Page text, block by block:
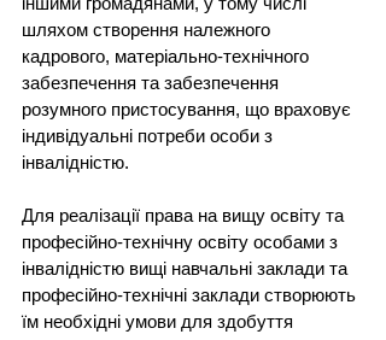
шляхом створення належного
кадрового, матеріально-технічного
забезпечення та забезпечення
розумного пристосування, що враховує
індивідуальні потреби особи з
інвалідністю.
Для реалізації права на вищу освіту та
професійно-технічну освіту особами з
інвалідністю вищі навчальні заклади та
професійно-технічні заклади створюють
їм необхідні умови для здобуття